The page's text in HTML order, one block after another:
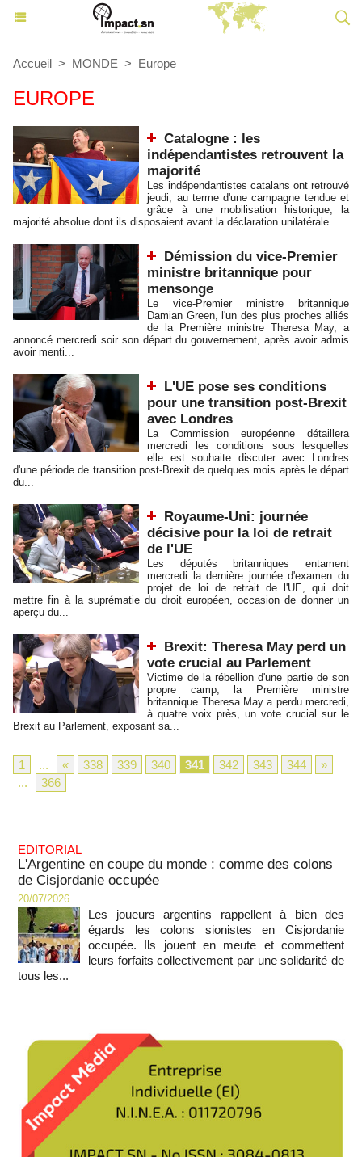
Accueil > MONDE > Europe
EUROPE
Catalogne : les
indépendantistes retrouvent la
majorité
Les indépendantistes catalans ont retrouvé
jeudi, au terme d'une campagne tendue et
grâce à une mobilisation historique, la
majorité absolue dont ils disposaient avant la déclaration unilatérale...
Démission du vice-Premier
ministre britannique pour
mensonge
Le vice-Premier ministre britannique
Damian Green, l'un des plus proches alliés
de la Première ministre Theresa May, a
annoncé mercredi soir son départ du gouvernement, après avoir admis
avoir menti...
L'UE pose ses conditions
pour une transition post-Brexit
avec Londres
La Commission européenne détaillera
mercredi les conditions sous lesquelles
elle est souhaite discuter avec Londres
d'une période de transition post-Brexit de quelques mois après le départ
du...
Royaume-Uni: journée
décisive pour la loi de retrait
de l'UE
Les députés britanniques entament
mercredi la dernière journée d'examen du
projet de loi de retrait de l'UE, qui doit
mettre fin à la suprématie du droit européen, occasion de donner un
aperçu du...
Brexit: Theresa May perd un
vote crucial au Parlement
Victime de la rébellion d'une partie de son
propre camp, la Première ministre
britannique Theresa May a perdu mercredi,
à quatre voix près, un vote crucial sur le
Brexit au Parlement, exposant sa...
1 ... « 338 339 340 341 342 343 344
»
...
366
EDITORIAL
L'Argentine en coupe du monde : comme des colons
de Cisjordanie occupée
20/07/2026
Les joueurs argentins rappellent à bien des
égards les colons sionistes en Cisjordanie
occupée. Ils jouent en meute et commettent
leurs forfaits collectivement par une solidarité de
tous les...